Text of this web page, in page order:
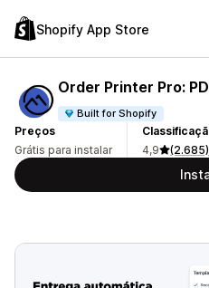
Shopify App Store
Order Printer Pro:
Built for Shopify
Preços
Grátis para instalar
4,9
(2.685)